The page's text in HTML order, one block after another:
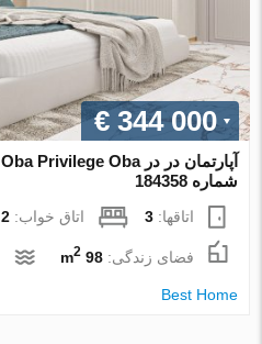
€ 344 000
شماره 184358
اتاقها:3 اتاق خواب:2
فضای زندگی:98 m
2
Best Home